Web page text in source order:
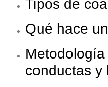
Tipos de
Qué hace
conductas y